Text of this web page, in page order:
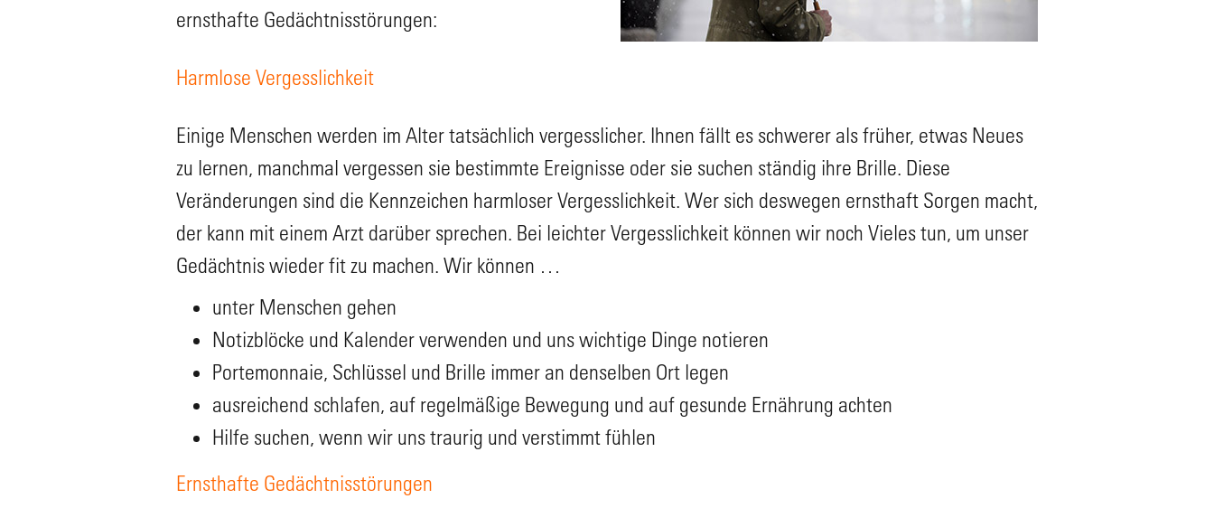
ernsthafte Gedächtnisstörungen:
Harmlose Vergesslichkeit
Einige Menschen werden im Alter tatsächlich vergesslicher. Ihnen fällt es schwerer als früher, etwas Neues
zu lernen, manchmal vergessen sie bestimmte Ereignisse oder sie suchen ständig ihre Brille. Diese
Veränderungen sind die Kennzeichen harmloser Vergesslichkeit. Wer sich deswegen ernsthaft Sorgen macht,
der kann mit einem Arzt darüber sprechen. Bei leichter Vergesslichkeit können wir noch Vieles tun, um unser
Gedächtnis wieder fit zu machen. Wir können …
unter Menschen gehen
Notizblöcke und Kalender verwenden und uns wichtige Dinge notieren
Portemonnaie, Schlüssel und Brille immer an denselben Ort legen
ausreichend schlafen, auf regelmäßige Bewegung und auf gesunde Ernährung achten
Hilfe suchen, wenn wir uns traurig und verstimmt fühlen
Ernsthafte Gedächtnisstörungen